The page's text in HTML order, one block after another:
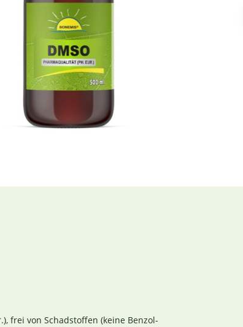
frei von Schadstoffen (keine Benzol-